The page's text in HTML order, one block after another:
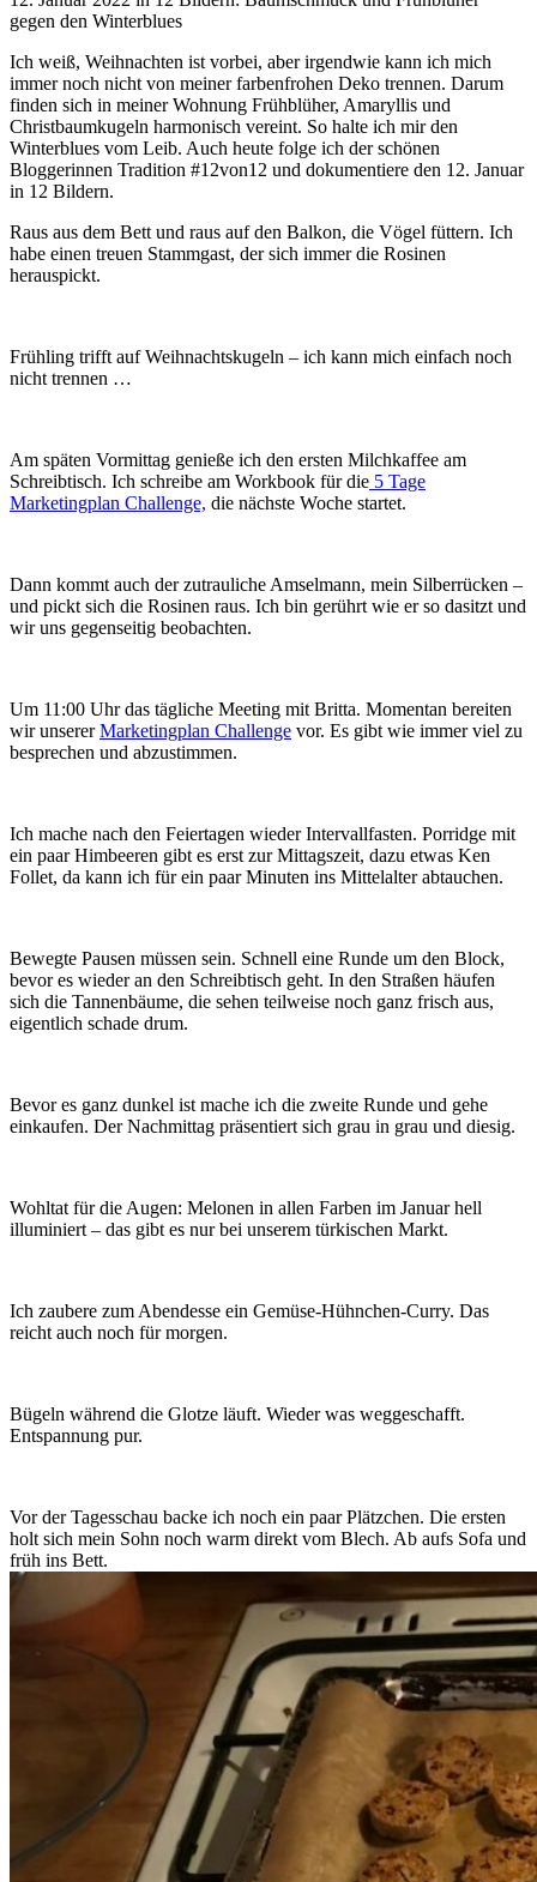
gegen den Winterblues
Ich weiß, Weihnachten ist vorbei, aber irgendwie kann ich mich
immer noch nicht von meiner farbenfrohen Deko trennen. Darum
finden sich in meiner Wohnung Frühblüher, Amaryllis und
Christbaumkugeln harmonisch vereint. So halte ich mir den
Winterblues vom Leib. Auch heute folge ich der schönen
Bloggerinnen Tradition #12von12 und dokumentiere den 12. Januar
in 12 Bildern.
Raus aus dem Bett und raus auf den Balkon, die Vögel füttern. Ich
habe einen treuen Stammgast, der sich immer die Rosinen
herauspickt.
Frühling trifft auf Weihnachtskugeln – ich kann mich einfach noch
nicht trennen …
Am späten Vormittag genieße ich den ersten Milchkaffee am
Schreibtisch. Ich schreibe am Workbook für die 5 Tage
Marketingplan Challenge, die nächste Woche startet.
Dann kommt auch der zutrauliche Amselmann, mein Silberrücken –
und pickt sich die Rosinen raus. Ich bin gerührt wie er so dasitzt und
wir uns gegenseitig beobachten.
Um 11:00 Uhr das tägliche Meeting mit Britta. Momentan bereiten
wir unsererMarketingplan Challenge vor. Es gibt wie immer viel zu
besprechen und abzustimmen.
Ich mache nach den Feiertagen wieder Intervallfasten. Porridge mit
ein paar Himbeeren gibt es erst zur Mittagszeit, dazu etwas Ken
Follet, da kann ich für ein paar Minuten ins Mittelalter abtauchen.
Bewegte Pausen müssen sein. Schnell eine Runde um den Block,
bevor es wieder an den Schreibtisch geht. In den Straßen häufen
sich die Tannenbäume, die sehen teilweise noch ganz frisch aus,
eigentlich schade drum.
Bevor es ganz dunkel ist mache ich die zweite Runde und gehe
einkaufen. Der Nachmittag präsentiert sich grau in grau und diesig.
Wohltat für die Augen: Melonen in allen Farben im Januar hell
illuminiert – das gibt es nur bei unserem türkischen Markt.
Ich zaubere zum Abendesse ein Gemüse-Hühnchen-Curry. Das
reicht auch noch für morgen.
Bügeln während die Glotze läuft. Wieder was weggeschafft.
Entspannung pur.
Vor der Tagesschau backe ich noch ein paar Plätzchen. Die ersten
holt sich mein Sohn noch warm direkt vom Blech. Ab aufs Sofa und
früh ins Bett.